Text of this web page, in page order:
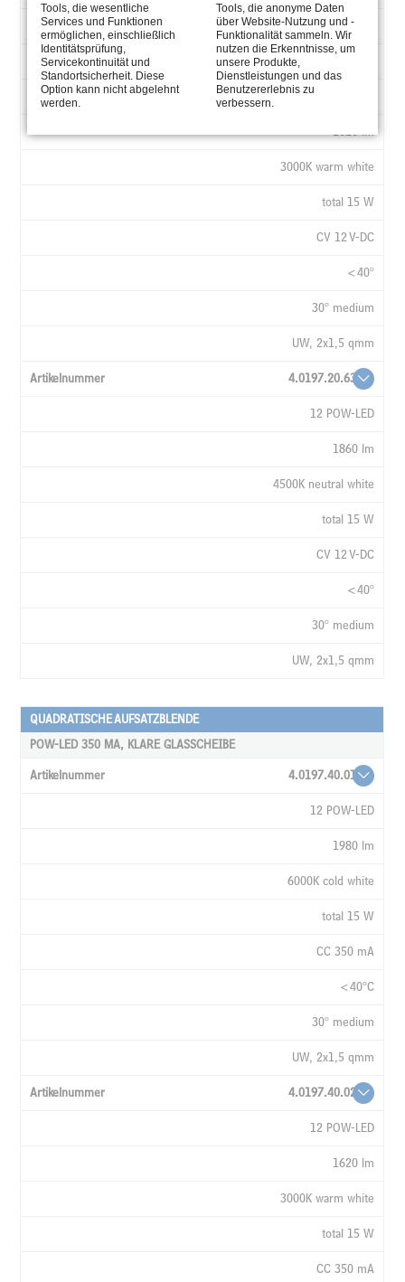
UW, 2x1,5 qmm
4.0197.20.62
12 POW-LED
1620 lm
3000K warm white
total 15 W
CV 12 V-DC
<40°
30° medium
UW, 2x1,5 qmm
4.0197.20.63
12 POW-LED
1860 lm
4500K neutral white
total 15 W
CV 12 V-DC
<40°
30° medium
UW, 2x1,5 qmm
QUADRATISCHE AUFSATZBLENDE
POW-LED 350 MA, KLARE GLASSCHEIBE
4.0197.40.01
12 POW-LED
1980 lm
6000K cold white
total 15 W
CC 350 mA
<40°C
30° medium
UW, 2x1,5 qmm
4.0197.40.02
12 POW-LED
1620 lm
3000K warm white
total 15 W
CC 350 mA
Tools, die wesentliche
Services und Funktionen
ermöglichen, einschließlich
Identitätsprüfung,
Servicekontinuität und
Standortsicherheit. Diese
Option kann nicht abgelehnt
werden.
Tools, die anonyme Daten
über Website-Nutzung und -
Funktionalität sammeln. Wir
nutzen die Erkenntnisse, um
unsere Produkte,
Dienstleistungen und das
Benutzererlebnis zu
verbessern.